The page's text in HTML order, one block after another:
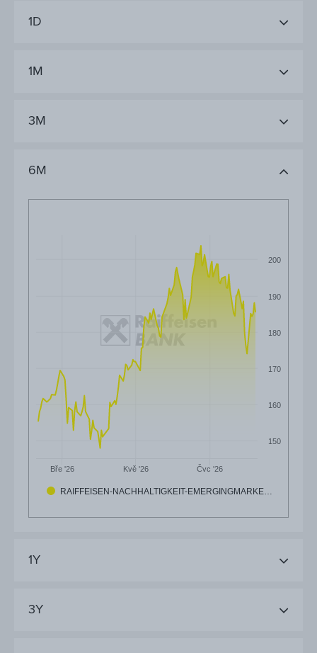
1D
1M
3M
6M
RAIFFEISEN-NACHHALTIGKEIT-EMERGINGMARKE…
Bře '26 Kvě '26 Čvc '26
150
160
170
180
190
200
1Y
3Y